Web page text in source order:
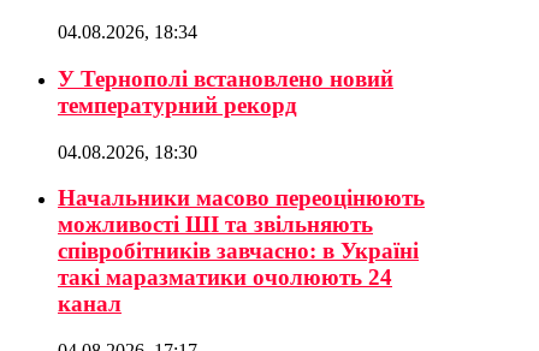
04.08.2026, 18:34
У Тернополі встановлено новий
температурний рекорд
04.08.2026, 18:30
Начальники масово переоцінюють
можливості ШІ та звільняють
співробітників завчасно: в Україні
такі маразматики очолюють 24
канал